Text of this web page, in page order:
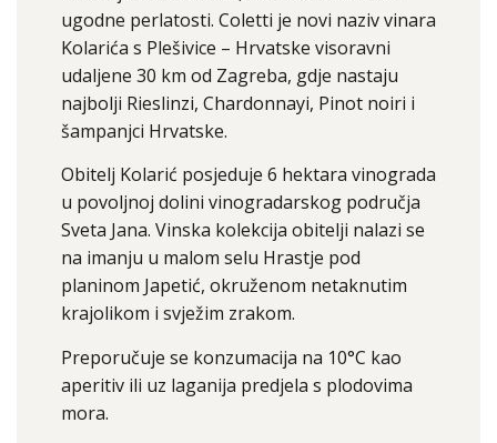
ugodne perlatosti. Coletti je novi naziv vinara
Kolarića s Plešivice – Hrvatske visoravni
udaljene 30 km od Zagreba, gdje nastaju
najbolji Rieslinzi, Chardonnayi, Pinot noiri i
šampanjci Hrvatske.
Obitelj Kolarić posjeduje 6 hektara vinograda
u povoljnoj dolini vinogradarskog područja
Sveta Jana. Vinska kolekcija obitelji nalazi se
na imanju u malom selu Hrastje pod
planinom Japetić, okruženom netaknutim
krajolikom i svježim zrakom.
Preporučuje se konzumacija na 10°C kao
aperitiv ili uz laganija predjela s plodovima
mora.